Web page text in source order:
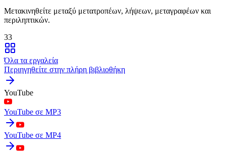
Μετακινηθείτε μεταξύ μετατροπέων, λήψεων, μεταγραφέων και
περιληπτικών.
33
Όλα τα εργαλεία
Περιηγηθείτε στην πλήρη βιβλιοθήκη
YouTube
YouTube σε MP3
YouTube σε MP4